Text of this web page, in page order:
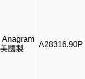
Anagram
美國製
A28316.90P